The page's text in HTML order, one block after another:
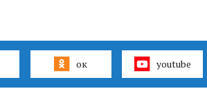
ок youtube